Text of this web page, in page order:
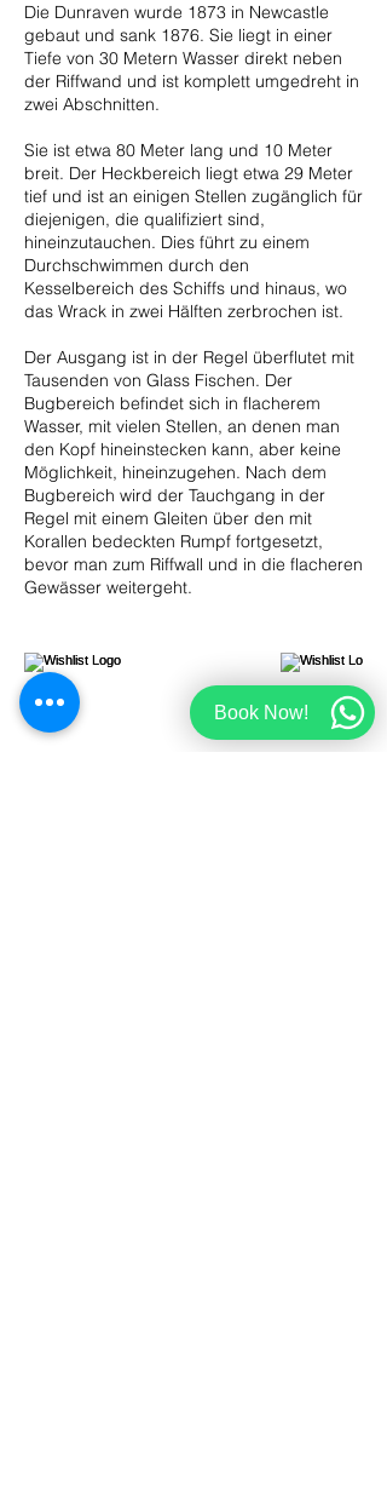
Die Dunraven wurde 1873 in Newcastle
gebaut und sank 1876. Sie liegt in einer
Tiefe von 30 Metern Wasser direkt neben
der Riffwand und ist komplett umgedreht in
zwei Abschnitten.
Sie ist etwa 80 Meter lang und 10 Meter
breit. Der Heckbereich liegt etwa 29 Meter
tief und ist an einigen Stellen zugänglich für
diejenigen, die qualifiziert sind,
hineinzutauchen. Dies führt zu einem
Durchschwimmen durch den
Kesselbereich des Schiffs und hinaus, wo
das Wrack in zwei Hälften zerbrochen ist.
Der Ausgang ist in der Regel überflutet mit
Tausenden von Glass Fischen. Der
Bugbereich befindet sich in flacherem
Wasser, mit vielen Stellen, an denen man
den Kopf hineinstecken kann, aber keine
Möglichkeit, hineinzugehen. Nach dem
Bugbereich wird der Tauchgang in der
Regel mit einem Gleiten über den mit
Korallen bedeckten Rumpf fortgesetzt,
bevor man zum Riffwall und in die flacheren
Gewässer weitergeht.
Book Now!